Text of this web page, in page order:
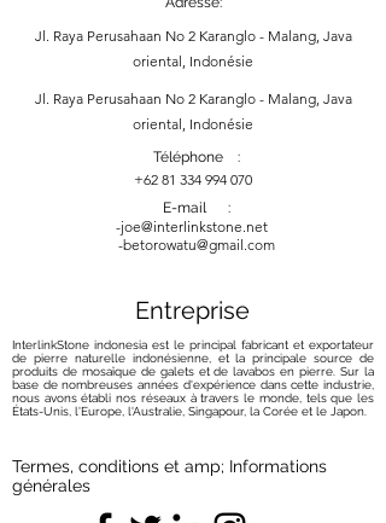
Jl. Raya Perusahaan No 2 Karanglo - Malang, Java
oriental, Indonésie
Jl. Raya Perusahaan No 2 Karanglo - Malang, Java
oriental, Indonésie
Téléphone :
+62 81 334 994 070
E-mail :
-joe@interlinkstone.net
-betorowatu@gmail.com
Entreprise
InterlinkStone indonesia est le principal fabricant et exportateur
de pierre naturelle indonésienne, et la principale source de
produits de mosaïque de galets et de lavabos en pierre. Sur la
base de nombreuses années d'expérience dans cette industrie,
nous avons établi nos réseaux à travers le monde, tels que les
États-Unis, l'Europe, l'Australie, Singapour, la Corée et le Japon.
Termes, conditions et amp; Informations
générales